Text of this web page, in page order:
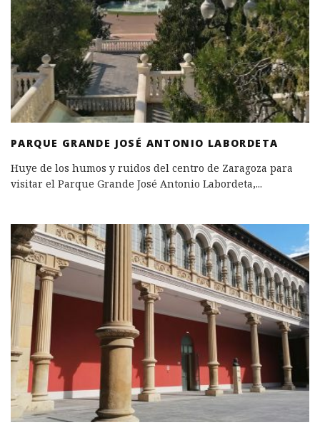
PARQUE GRANDE JOSÉ ANTONIO LABORDETA
Huye de los humos y ruidos del centro de Zaragoza para
visitar el Parque Grande José Antonio Labordeta,...